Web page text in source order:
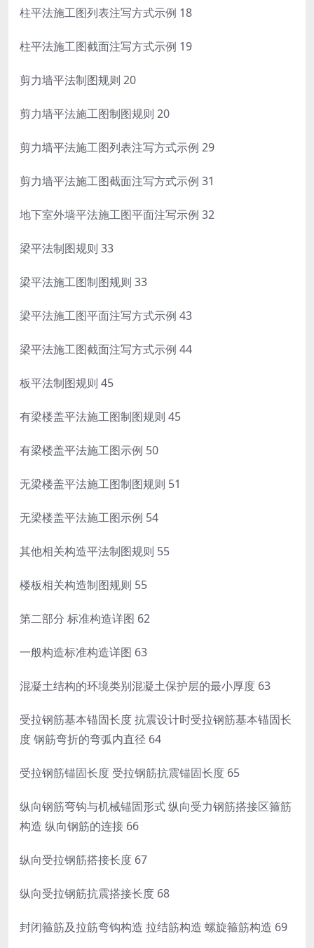
柱平法施工图列表注写方式示例 18
柱平法施工图截面注写方式示例 19
剪力墙平法制图规则 20
剪力墙平法施工图制图规则 20
剪力墙平法施工图列表注写方式示例 29
剪力墙平法施工图截面注写方式示例 31
地下室外墙平法施工图平面注写示例 32
梁平法制图规则 33
梁平法施工图制图规则 33
梁平法施工图平面注写方式示例 43
梁平法施工图截面注写方式示例 44
板平法制图规则 45
有梁楼盖平法施工图制图规则 45
有梁楼盖平法施工图示例 50
无梁楼盖平法施工图制图规则 51
无梁楼盖平法施工图示例 54
其他相关构造平法制图规则 55
楼板相关构造制图规则 55
第二部分 标准构造详图 62
一般构造标准构造详图 63
混凝土结构的环境类别混凝土保护层的最小厚度 63
受拉钢筋基本锚固长度 抗震设计时受拉钢筋基本锚固长
度 钢筋弯折的弯弧内直径 64
受拉钢筋锚固长度 受拉钢筋抗震锚固长度 65
纵向钢筋弯钩与机械锚固形式 纵向受力钢筋搭接区箍筋
构造 纵向钢筋的连接 66
纵向受拉钢筋搭接长度 67
纵向受拉钢筋抗震搭接长度 68
封闭箍筋及拉筋弯钩构造 拉结筋构造 螺旋箍筋构造 69